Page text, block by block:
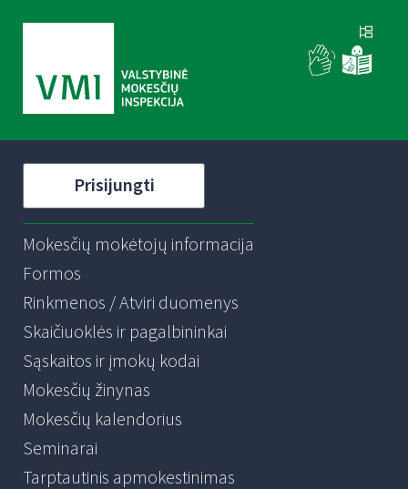
Prisijungti
Mokesčių mokėtojų informacija
Formos
Rinkmenos / Atviri duomenys
Skaičiuoklės ir pagalbininkai
Sąskaitos ir įmokų kodai
Mokesčių žinynas
Mokesčių kalendorius
Seminarai
Tarptautinis apmokestinimas